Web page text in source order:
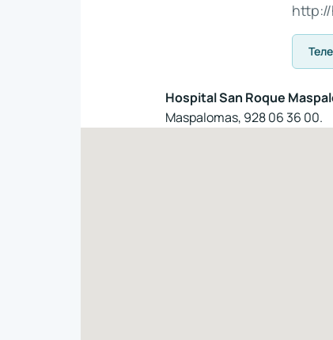
Hospital San Roque
Maspalomas, 928 06 36 00.